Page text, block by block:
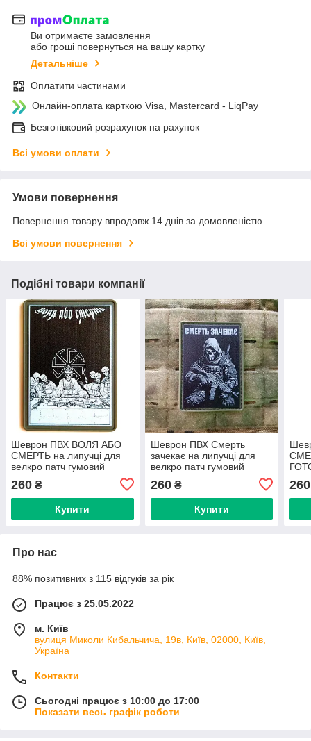
Ви отримаєте замовлення
або гроші повернуться на вашу картку
Детальніше
Оплатити частинами
Онлайн-оплата карткою Visa, Mastercard - LiqPay
Безготівковий розрахунок на рахунок
Всі умови оплати
Умови повернення
Повернення товару впродовж 14 днів за домовленістю
Всі умови повернення
Подібні товари компанії
Шеврон ПВХ ВОЛЯ АБО
СМЕРТЬ на липучці для
велкро патч гумовий
260 ₴
Купити
Шеврон ПВХ Смерть
зачекає на липучці для
велкро патч гумовий
260₴
Купити
260
Про нас
88% позитивних з 115 відгуків за рік
Працює з 25.05.2022
м. Київ
вулиця Миколи Кибальчича, 19в, Київ, 02000, Київ,
Україна
Контакти
Сьогодні працює з 10:00 до 17:00
Показати весь графік роботи